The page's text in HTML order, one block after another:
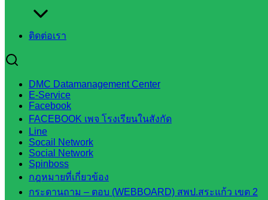
ติดต่อเรา
DMC Datamanagement Center
E-Service
Facebook
FACEBOOK เพจ โรงเรียนในสังกัด
Line
Socail Network
Social Network
Spinboss
กฎหมายที่เกี่ยวข้อง
กระดานถาม – ตอบ (WEBBOARD) สพป.สระแก้ว เขต 2
ส.ก.ส.ค.
จังหวัด
สระแก้ว
เขต 1
สพป.สระแก้ว
เขต 2
โรงเรียน
ในสังกัด
สพป.สระแก้ว
เขต 1
โรงเรียน